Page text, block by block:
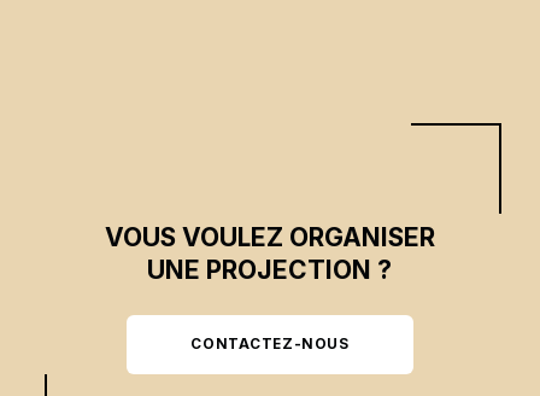
VOUS VOULEZ ORGANISER
UNE PROJECTION ?
CONTACTEZ-NOUS